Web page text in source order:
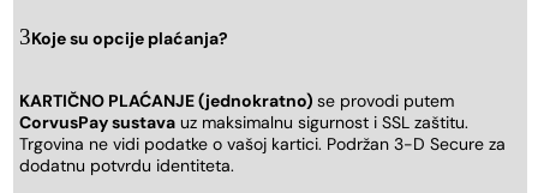
Koje su opcije plaćanja?
KARTIČNO PLAĆANJE (jednokratno) se provodi putem
CorvusPay sustava uz maksimalnu sigurnost i SSL zaštitu.
Trgovina ne vidi podatke o vašoj kartici. Podržan 3-D Secure za
dodatnu potvrdu identiteta.